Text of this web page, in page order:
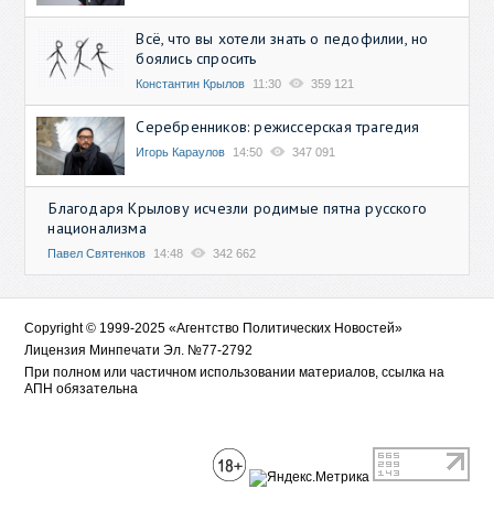
Всё, что вы хотели знать о педофилии, но
боялись спросить
Константин Крылов 11:30 359 121
Серебренников: режиссерская трагедия
Игорь Караулов 14:50 347 091
Благодаря Крылову исчезли родимые пятна русского
национализма
Павел Святенков 14:48 342 662
Copyright © 1999-2025 «Агентство Политических Новостей»
Лицензия Минпечати Эл. №77-2792
При полном или частичном использовании материалов, ссылка на
АПН обязательна